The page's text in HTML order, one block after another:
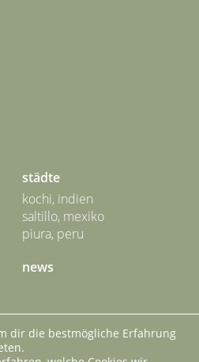
städte
kochi, indien
saltillo, mexiko
piura, peru
news
datenschutz
dir die bestmögliche Erfahrung